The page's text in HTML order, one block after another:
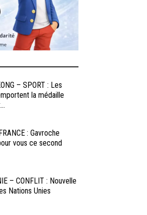
– SPORT : Les
la médaille
: Gavroche
vous ce second
– CONFLIT : Nouvelle
Nations Unies